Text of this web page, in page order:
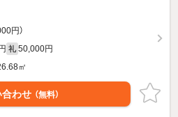
円）
礼 50,000円
㎡
合わせ （無料）